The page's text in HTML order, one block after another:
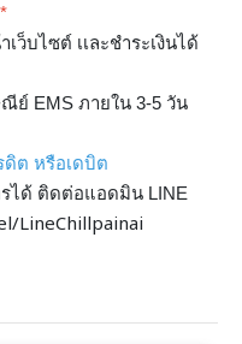
ว็บไซต์ เเละชำระเงินได้
ย์ EMS ภายใน 3-5 วัน
ต หรือเดบิต
ได้ ติดต่อแอดมิน LINE
LineChillpainai